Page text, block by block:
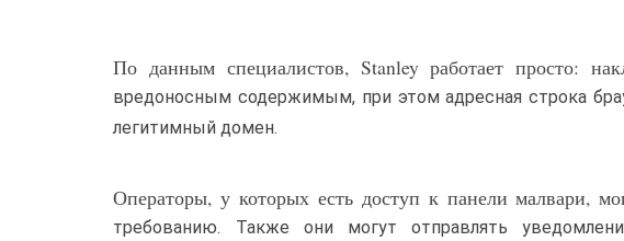
По данным специалистов, Stanley работает просто:
вредоносным содержимым, при этом адресная строка
легитимный домен.
Операторы, у которых есть доступ к панели малвари,
требованию. Также они могут отправлять